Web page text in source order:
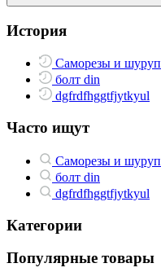
История
Саморезы и
болт din
dgfrdfhggtfjytkyul
Часто ищут
Саморезы и
болт din
dgfrdfhggtfjytkyul
Категории
Популярные товары